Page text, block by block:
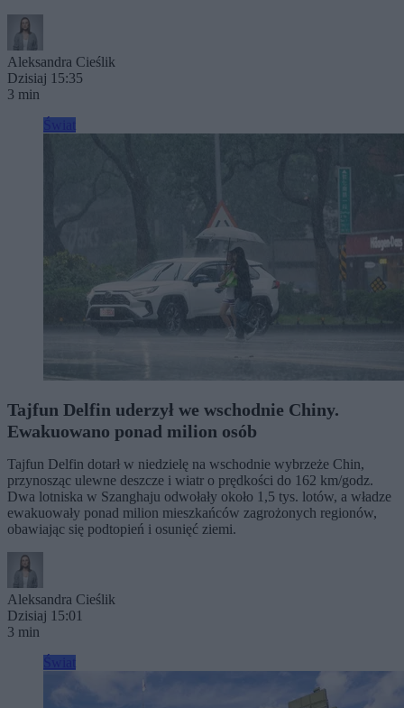
Aleksandra Cieślik
Dzisiaj 15:35
3 min
Tajfun Delfin uderzył we wschodnie Chiny.
Ewakuowano ponad milion osób
Tajfun Delfin dotarł w niedzielę na wschodnie wybrzeże Chin,
przynosząc ulewne deszcze i wiatr o prędkości do 162 km/godz.
Dwa lotniska w Szanghaju odwołały około 1,5 tys. lotów, a władze
ewakuowały ponad milion mieszkańców zagrożonych regionów,
obawiając się podtopień i osunięć ziemi.
Aleksandra Cieślik
Dzisiaj 15:01
3 min